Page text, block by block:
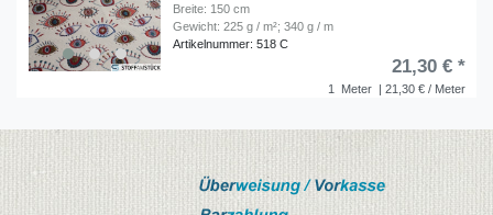
Breite: 150 cm
Gewicht: 225 g / m²; 340 g / m
Artikelnummer: 518 C
1 Meter | 21,30 € / Meter
21,30 € *